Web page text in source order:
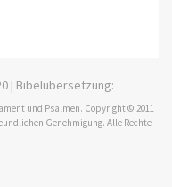
| Bibelübersetzung:
und Psalmen. Copyright © 2011
Genehmigung. Alle Rechte